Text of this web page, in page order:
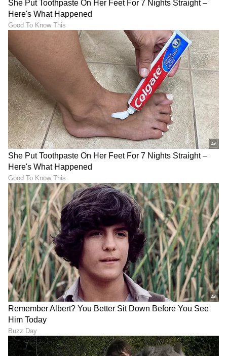
ದಪ್ಪವಾಗಿಸುತ್ತದೆ. ಇದು ಸೋಂಕಿನ ಅಪಾಯವನ್ನು
ಹೆಚ್ಚಿಸುತ್ತದೆ.
7
Image Credit :Asianet News
ಮನೆಯೂ ರೋಗಕ್ಕೆ ಕಾರಣ
ಮನೆ ಅಥವಾ ಕಚೇರಿಯಲ್ಲಿ ಮುಚ್ಚಿದ ಕೋಣೆಗಳಲ್ಲಿ
ದೀರ್ಘಕಾಲ ಇರುವುದು ಕೂಡ ಆರೋಗ್ಯಕ್ಕೆ ಹಾನಿಕರ.
ಹವಾನಿಯಂತ್ರಿತ ಕೊಠಡಿಗಳು, ಧೂಳು, ಕಳಪೆ ಗಾಳಿ ಮತ್ತು
ಕಿಕ್ಕಿರಿದ ಒಳಾಂಗಣ ಸ್ಥಳಗಳಲ್ಲಿ ವೈರಸ್ಗಳು ಮತ್ತು ಅಲರ್ಜಿನ್ಗಳು
ಹೆಚ್ಚು ಕಾಲ ಉಳಿಯುತ್ತವೆ. ಅದ್ರ ಸ್ವಚ್ಛತೆ ಜೊತೆ ಶುದ್ಧಗಾಳಿ,
ವಾಕಿಂಗ್ ಬಹಳ ಮುಖ್ಯ.